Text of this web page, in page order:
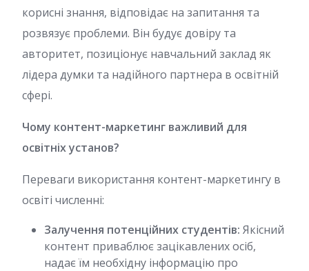
корисні знання, відповідає на запитання та
розвязує проблеми. Він будує довіру та
авторитет, позиціонує навчальний заклад як
лідера думки та надійного партнера в освітній
сфері.
Чому контент-маркетинг важливий для
освітніх установ?
Переваги використання контент-маркетингу в
освіті численні:
Залучення потенційних студентів: Якісний
контент приваблює зацікавлених осіб,
надає їм необхідну інформацію про